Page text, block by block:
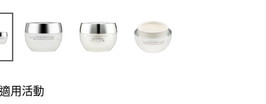
用活動